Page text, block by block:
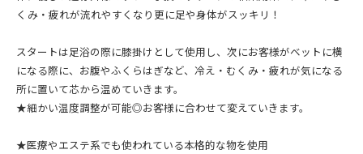
くみ・疲れが流れやすくなり更に足や身体がスッキリ！
スタートは足浴の際に膝掛けとして使用し、次にお客様がベットに横
になる際に、お腹やふくらはぎなど、冷え・むくみ・疲れが気になる
所に置いて芯から温めていきます。
★細かい温度調整が可能◎お客様に合わせて変えていきます。
★医療やエステ系でも使われている本格的な物を使用